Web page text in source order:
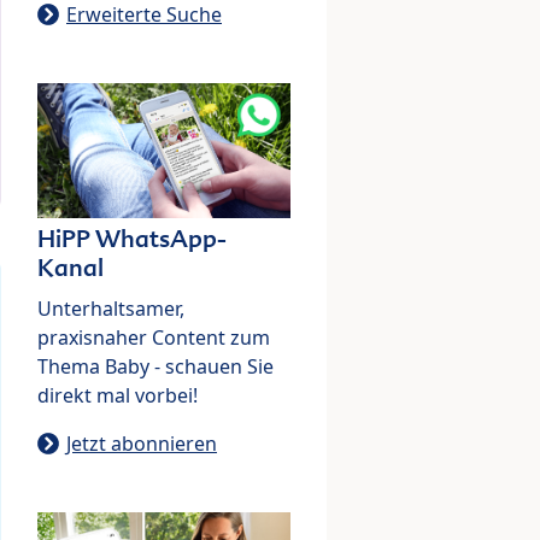
Erweiterte Suche
HiPP WhatsApp-
Kanal
Unterhaltsamer,
praxisnaher Content zum
Thema Baby - schauen Sie
direkt mal vorbei!
Jetzt abonnieren